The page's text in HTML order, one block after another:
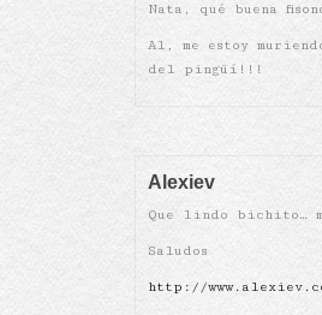
Nata, qué buena
Al, me estoy
del pingüí!!!
Alexiev
Que lindo bichito…
Saludos
http://